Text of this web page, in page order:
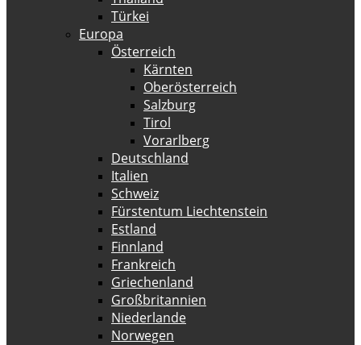
Türkei
Europa
Österreich
Kärnten
Oberösterreich
Salzburg
Tirol
Vorarlberg
Deutschland
Italien
Schweiz
Fürstentum Liechtenstein
Estland
Finnland
Frankreich
Griechenland
Großbritannien
Niederlande
Norwegen